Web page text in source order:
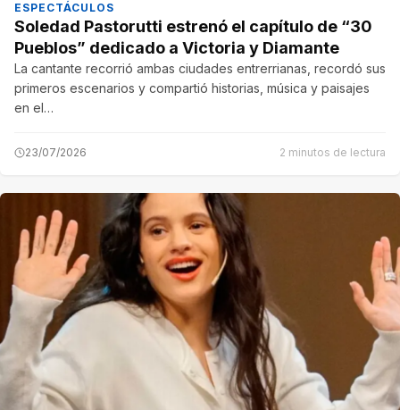
ESPECTÁCULOS
Soledad Pastorutti estrenó el capítulo de “30
Pueblos” dedicado a Victoria y Diamante
La cantante recorrió ambas ciudades entrerrianas, recordó sus
primeros escenarios y compartió historias, música y paisajes
en el…
23/07/2026 2 minutos de lectura